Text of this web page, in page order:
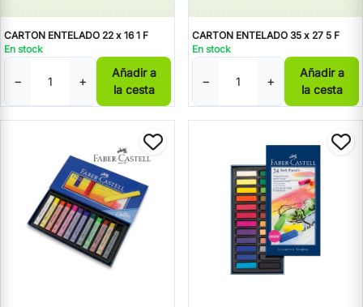
CARTON ENTELADO 22 x 16 1 F
En stock
− +
Añadir a
la cesta
CARTON ENTELADO 35 x 27 5 F
En stock
− +
Añadir a
la cesta